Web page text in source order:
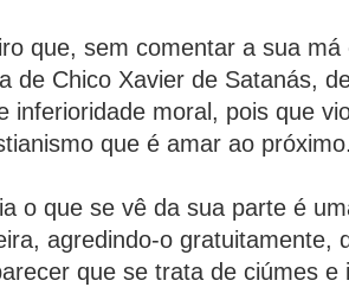
que, sem comentar a sua
de Chico Xavier de Satanás,
inferioridade moral, pois que
que é amar ao
o que se vê da sua parte é
agredindo-o gratuitamente,
que se trata de ciúmes e